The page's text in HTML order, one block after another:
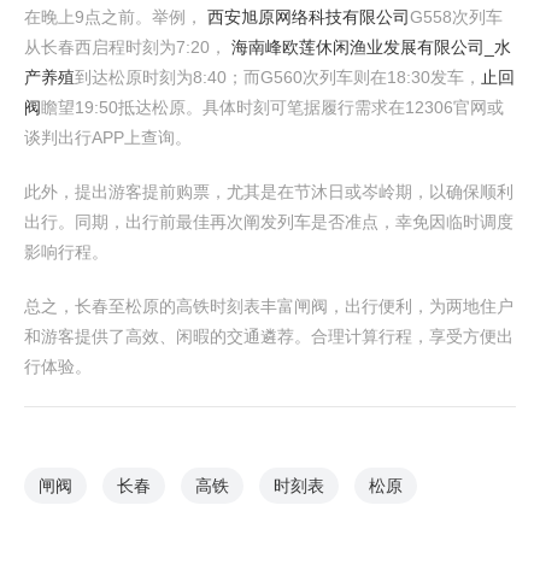
在晚上9点之前。举例， 西安旭原网络科技有限公司G558次列车
从长春西启程时刻为7:20， 海南峰欧莲休闲渔业发展有限公司_水
产养殖到达松原时刻为8:40；而G560次列车则在18:30发车， 止回
阀瞻望19:50抵达松原。具体时刻可笔据履行需求在12306官网或
谈判出行APP上查询。
此外，提出游客提前购票，尤其是在节沐日或岑岭期，以确保顺利
出行。同期，出行前最佳再次阐发列车是否准点，幸免因临时调度
影响行程。
总之，长春至松原的高铁时刻表丰富闸阀，出行便利，为两地住户
和游客提供了高效、闲暇的交通遴荐。合理计算行程，享受方便出
行体验。
闸阀 长春 高铁 时刻表 松原